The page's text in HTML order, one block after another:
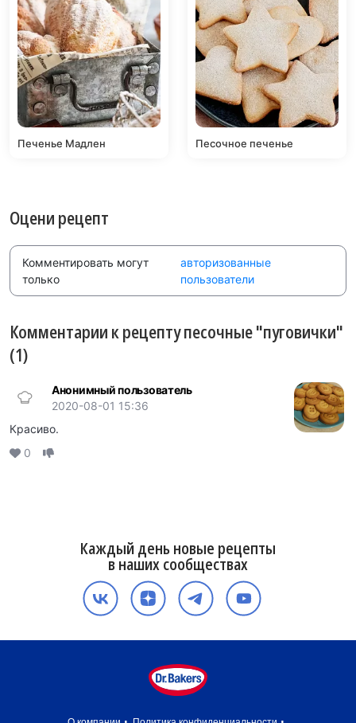
Печенье Мадлен Песочное печенье
Оцени рецепт
Комментировать могут
только
авторизованные
пользователи
Комментарии к рецепту песочные "пуговички"
(1)
Анонимный пользователь
2020-08-01 15:36
Красиво.
0
Каждый день новые рецепты
в наших сообществах